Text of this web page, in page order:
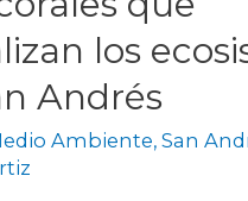
los
Andrés
Ambiente,San